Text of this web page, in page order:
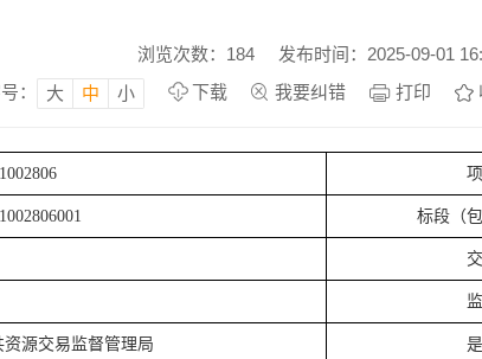
浏览次数： 184
发布时间：2025-09-01
：
大 中 小 下载 我要纠错 打印
标段（
资源交易监督管理局